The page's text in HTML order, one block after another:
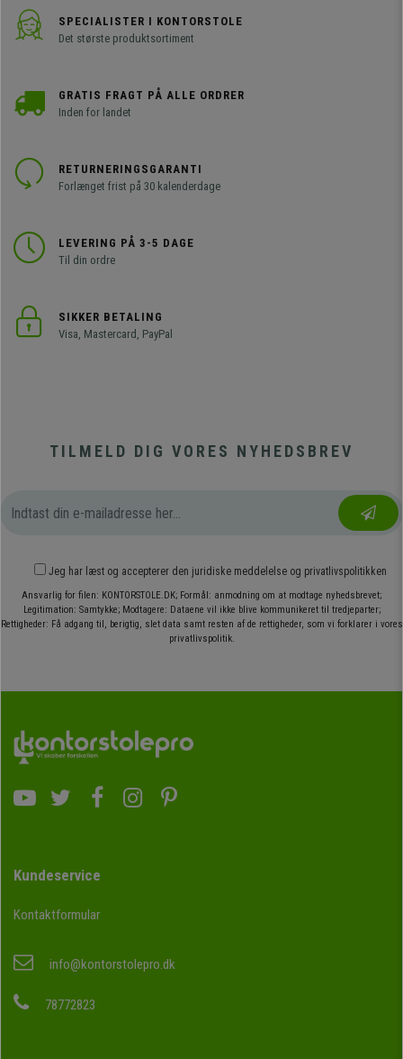
SPECIALISTER I KONTORSTOLE
Det største produktsortiment
GRATIS FRAGT PÅ ALLE ORDRER
Inden for landet
RETURNERINGSGARANTI
Forlænget frist på 30 kalenderdage
LEVERING PÅ 3-5 DAGE
Til din ordre
SIKKER BETALING
Visa, Mastercard, PayPal
TILMELD DIG VORES NYHEDSBREV
Jeg har læst og accepterer den juridiske meddelelse og privatlivspolitikken
Ansvarlig for filen: KONTORSTOLE.DK; Formål: anmodning om at modtage nyhedsbrevet;
Legitimation: Samtykke; Modtagere: Dataene vil ikke blive kommunikeret til tredjeparter;
Rettigheder: Få adgang til, berigtig, slet data samt resten af de rettigheder, som vi forklarer i vores
privatlivspolitik.
Kundeservice
Kontaktformular
info@kontorstolepro.dk
78772823